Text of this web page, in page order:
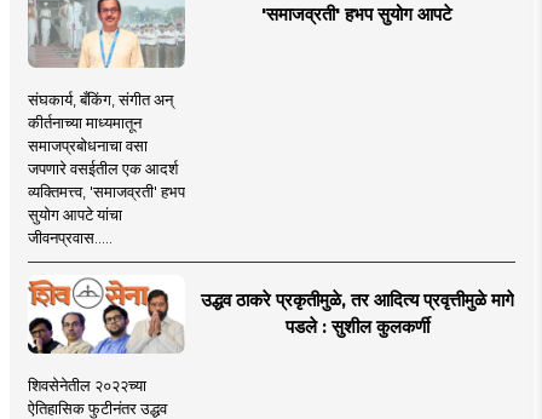
'समाजव्रती' हभप सुयोग आपटे
संघकार्य, बँकिंग, संगीत अन्
कीर्तनाच्या माध्यमातून
समाजप्रबोधनाचा वसा
जपणारे वसईतील एक आदर्श
व्यक्तिमत्त्व, 'समाजव्रती' हभप
सुयोग आपटे यांचा
जीवनप्रवास.....
उद्धव ठाकरे प्रकृतीमुळे, तर आदित्य प्रवृत्तीमुळे मागे
पडले : सुशील कुलकर्णी
शिवसेनेतील २०२२च्या
ऐतिहासिक फुटीनंतर उद्धव